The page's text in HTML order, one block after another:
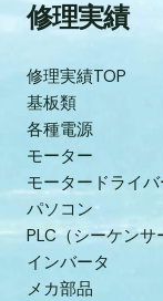
修理実績
修理実績TOP
基板類
各種電源
モーター
モータードライバ
パソコン
PLC（シーケンサ
インバータ
メカ部品